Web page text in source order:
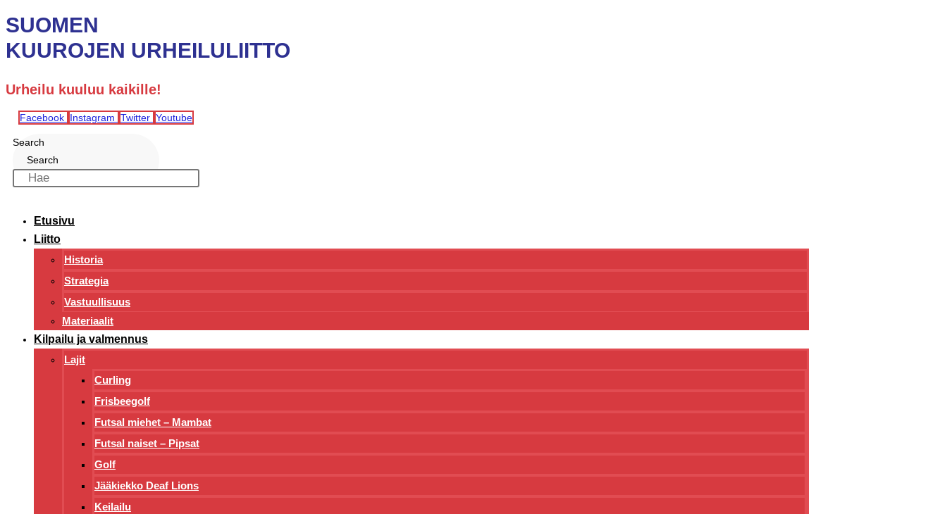
SUOMEN
KUUROJEN URHEILULIITTO
Urheilu kuuluu kaikille!
Facebook Instagram Twitter Youtube
Search
Search
Etusivu
Liitto
Historia
Strategia
Vastuullisuus
Materiaalit
Kilpailu ja valmennus
Lajit
Curling
Frisbeegolf
Futsal miehet – Mambat
Futsal naiset – Pipsat
Golf
Jääkiekko Deaf Lions
Keilailu